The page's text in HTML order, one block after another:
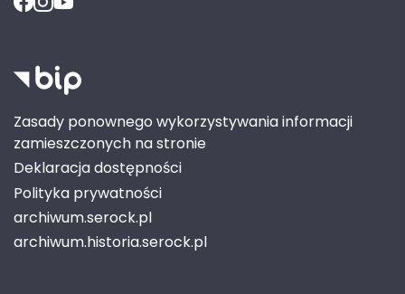
Zasady ponownego wykorzystywania informacji
zamieszczonych na stronie
Deklaracja dostępności
Polityka prywatności
archiwum.serock.pl
archiwum.historia.serock.pl